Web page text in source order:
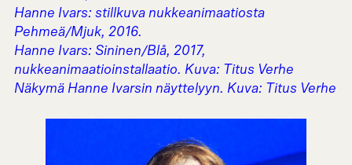
Hanne Ivars: stillkuva nukkeanimaatiosta
Pehmeä/Mjuk, 2016.
Hanne Ivars: Sininen/Blå, 2017,
nukkeanimaatioinstallaatio. Kuva: Titus Verhe
Näkymä Hanne Ivarsin näyttelyyn. Kuva: Titus Verhe